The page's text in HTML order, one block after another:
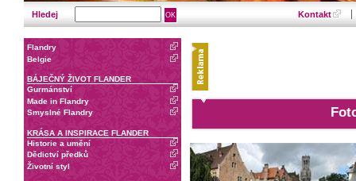
Hledej Kontakt
Flandry
Belgie
BÁJEČNÝ ŽIVOT FLANDER
Gurmánství
Made in Flandry
Smyslné Flandry
KRÁSA A INSPIRACE FLANDER
Historie a umění
Dědictví předků
Životní styl